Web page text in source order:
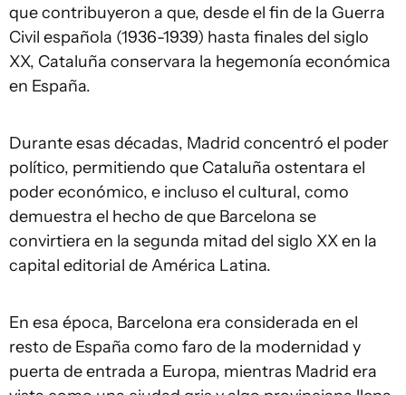
que contribuyeron a que, desde el fin de la Guerra
Civil española (1936-1939) hasta finales del siglo
XX, Cataluña conservara la hegemonía económica
en España.
Durante esas décadas, Madrid concentró el poder
político, permitiendo que Cataluña ostentara el
poder económico, e incluso el cultural, como
demuestra el hecho de que Barcelona se
convirtiera en la segunda mitad del siglo XX en la
capital editorial de América Latina.
En esa época, Barcelona era considerada en el
resto de España como faro de la modernidad y
puerta de entrada a Europa, mientras Madrid era